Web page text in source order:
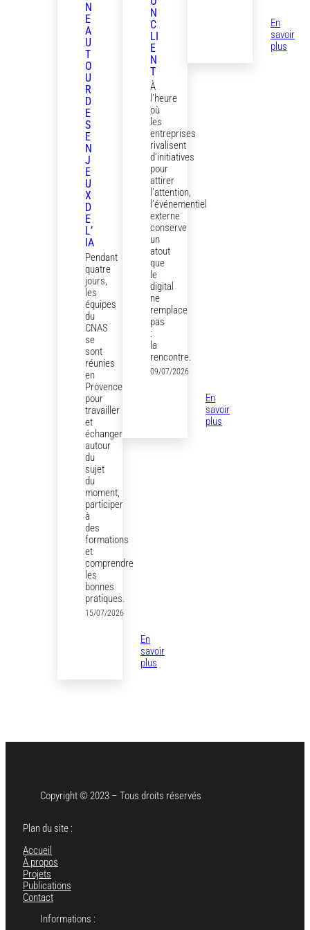
N
E
A
U
T
O
U
R
D
E
S
E
N
J
E
U
X
D
E
L’
IA
Pendant
quatre
jours,
les
équipes
du
CNAS
se
sont
réunies
en
Provence
pour
travailler
et
échanger
autour
du
sujet
du
moment,
participer
à
des
formations
et
comprendre
les
bonnes
pratiques.
15/07/2026
En
savoir
plus
enjeux
N
C
LI
E
N
T
À
l’heure
où
les
entreprises
rivalisent
d’initiatives
pour
attirer
l’attention,
l’événementiel
externe
conserve
un
atout
que
le
digital
ne
remplace
pas
:
la
rencontre.
09/07/2026
En
savoir
plus
En
savoir
plus
Copyright © 2023 – Tous droits réservés
Plan du site :
Accueil
À propos
Projets
Publications
Contact
Informations :